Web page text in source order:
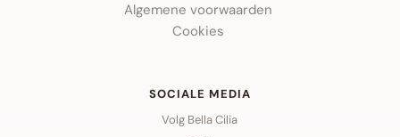
Algemene voorwaarden
Cookies
SOCIALE MEDIA
Volg Bella Cilia